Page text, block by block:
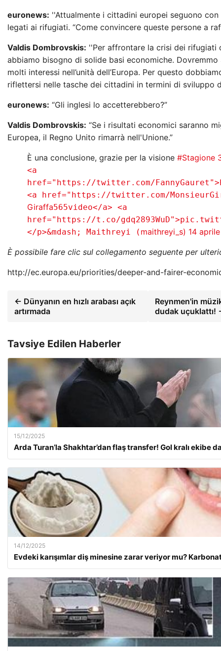
euronews: ''Attualmente i cittadini europei seguono
legati ai rifugiati. “Come convincere queste persone a
Valdis Dombrovskis: ''Per affrontare la crisi dei rifugiati
abbiamo bisogno di solide basi economiche.
molti interessi nell’unità dell’Europa. Per questo
riflettersi nelle tasche dei cittadini in termini di sviluppo
euronews: “Gli inglesi lo accetterebbero?”
Valdis Dombrovskis: “Se i risultati economici saranno
Europea, il Regno Unito rimarrà nell'Unione.”
È una conclusione, grazie per la visione #Stagione
<a
href="https://twitter.com/FannyGauret">
<a href="https://twitter.com/
Giraffa565video</a> <a
href="https://t.co/
</p>&mdash; Maithreyi ( maithreyi_s) 14
È possibile fare clic sul collegamento seguente per
http://ec.europa.eu/priorities/deeper-and-fairer-
← Dünyanın en hızlı arabası açık
artırmada
Reynmen'in
dudak uçuklattı!
Tavsiye Edilen Haberler
15/12/2025
Arda Turan’la Shakhtar’dan flaş transfer! Gol kralı ekibe
14/12/2025
Evdeki karışımlar diş minesine zarar veriyor mu?